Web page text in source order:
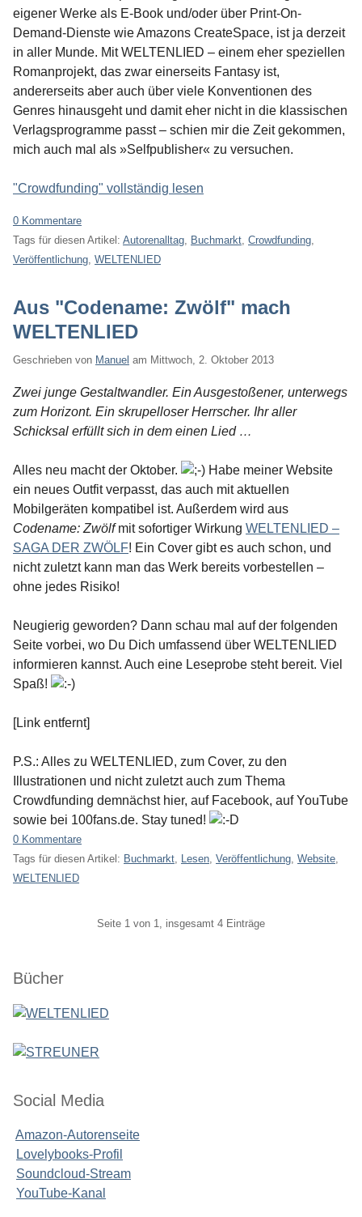
eigener Werke als E-Book und/oder über Print-On-
Demand-Dienste wie Amazons CreateSpace, ist ja derzeit
in aller Munde. Mit WELTENLIED – einem eher speziellen
Romanprojekt, das zwar einerseits Fantasy ist,
andererseits aber auch über viele Konventionen des
Genres hinausgeht und damit eher nicht in die klassischen
Verlagsprogramme passt – schien mir die Zeit gekommen,
mich auch mal als »Selfpublisher« zu versuchen.
"Crowdfunding" vollständig lesen
0 Kommentare
Tags für diesen Artikel: Autorenalltag Buchmarkt Crowdfunding
Veröffentlichung WELTENLIED
Aus "Codename: Zwölf" mach
WELTENLIED
Geschrieben von Manuel am Mittwoch, 2. Oktober 2013
Zwei junge Gestaltwandler. Ein Ausgestoßener, unterwegs
zum Horizont. Ein skrupelloser Herrscher. Ihr aller
Schicksal erfüllt sich in dem einen Lied …
Alles neu macht der Oktober.
Habe meiner Website
ein neues Outfit verpasst, das auch mit aktuellen
Mobilgeräten kompatibel ist. Außerdem wird aus
Codename: Zwölfmit sofortiger Wirkung WELTENLIED –
SAGA DER ZWÖLF! Ein Cover gibt es auch schon, und
nicht zuletzt kann man das Werk bereits vorbestellen –
ohne jedes Risiko!
Neugierig geworden? Dann schau mal auf der folgenden
Seite vorbei, wo Du Dich umfassend über WELTENLIED
informieren kannst. Auch eine Leseprobe steht bereit. Viel
Spaß!
[Link entfernt]
P.S.: Alles zu WELTENLIED, zum Cover, zu den
Illustrationen und nicht zuletzt auch zum Thema
Crowdfunding demnächst hier, auf Facebook, auf YouTube
sowie bei 100fans.de. Stay tuned!
0 Kommentare
Tags für diesen Artikel: Buchmarkt Lesen Veröffentlichung Website
WELTENLIED
Seite 1 von 1, insgesamt 4 Einträge
Seitenleiste
Bücher
Social Media
Amazon-Autorenseite
Lovelybooks-Profil
Soundcloud-Stream
YouTube-Kanal